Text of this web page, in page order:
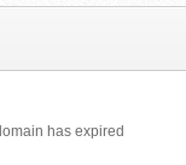
has expired